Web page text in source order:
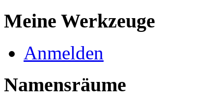
Meine Werkzeuge
Anmelden
Namensräume